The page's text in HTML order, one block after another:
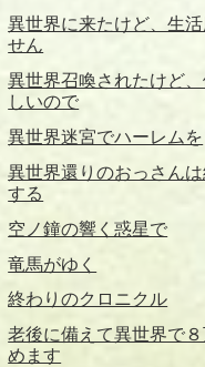
異世界に来たけど、生
せん
異世界召喚されたけど
しいので
異世界迷宮でハーレムを
異世界還りのおっさん
する
空ノ鐘の響く惑星で
竜馬がゆく
終わりのクロニクル
老後に備えて異世界で
めます